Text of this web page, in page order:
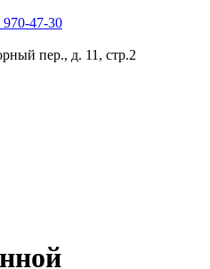
47-30
пер., д. 11, стр.2